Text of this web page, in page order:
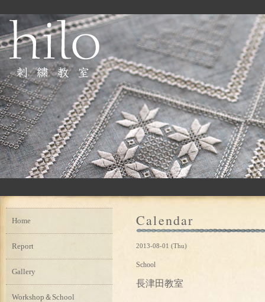
Calendar
2013-08-01 (Thu)
School
長津田教室
Home
Report
Gallery
Workshop＆School